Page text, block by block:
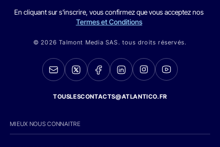
En cliquant sur s'inscrire, vous confirmez que vous acceptez nos
Termes et Conditions
© 2026 Talmont Media SAS. tous droits réservés.
TOUSLESCONTACTS@ATLANTICO.FR
MIEUX NOUS CONNAITRE